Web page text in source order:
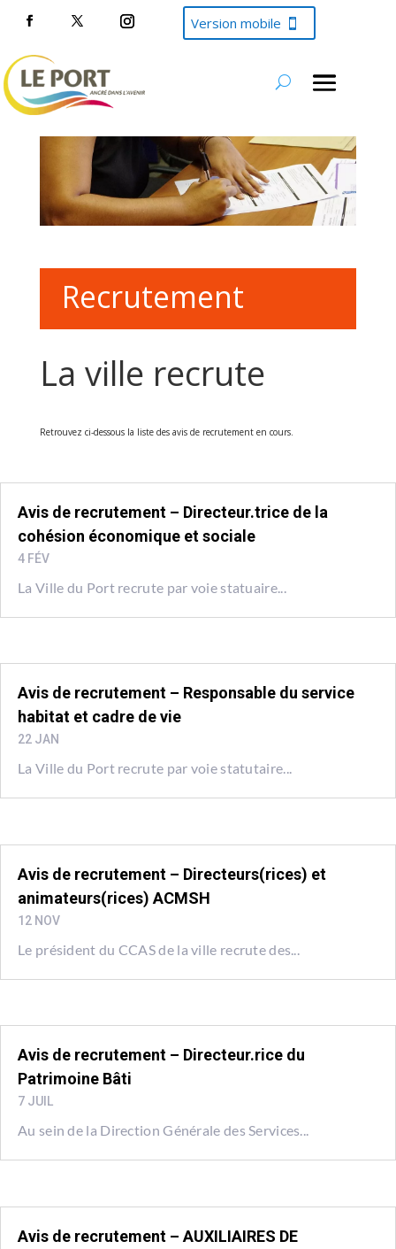
Version mobile
Recrutement
La ville recrute
Retrouvez ci-dessous la liste des avis de recrutement en cours.
Avis de recrutement – Directeur.trice de la
cohésion économique et sociale
4 FÉV
La Ville du Port recrute par voie statuaire...
Avis de recrutement – Responsable du service
habitat et cadre de vie
22 JAN
La Ville du Port recrute par voie statutaire...
Avis de recrutement – Directeurs(rices) et
animateurs(rices) ACMSH
12 NOV
Le président du CCAS de la ville recrute des...
Avis de recrutement – Directeur.rice du
Patrimoine Bâti
7 JUIL
Au sein de la Direction Générale des Services...
Avis de recrutement – AUXILIAIRES DE